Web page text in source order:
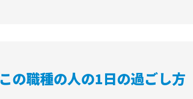
この職種の人の1日の過ごし方